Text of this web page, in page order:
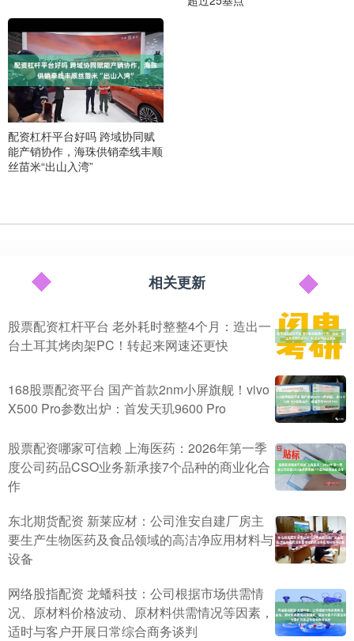
配资杠杆平台好吗 跨域协同赋
能产销协作，海珠供销牵线丰顺
丝苗米“出山入湾”
相关更新
股票配资杠杆平台 老外耗时整整4个月：造出一
台土耳其烤肉架PC！转起来网速还更快
168股票配资平台 国产首款2nm小屏旗舰！vivo
X500 Pro参数出炉：首发天玑9600 Pro
股票配资哪家可信赖 上海医药：2026年第一季
度公司药品CSO业务新承接7个品种的商业化合
作
东北期货配资 新莱应材：公司淮安自建厂房主
要生产生物医药及食品领域的高洁净应用材料与
设备
网络股指配资 龙蟠科技：公司根据市场供需情
况、原材料价格波动、原材料供需情况等因素，
适时与客户开展日常综合商务谈判